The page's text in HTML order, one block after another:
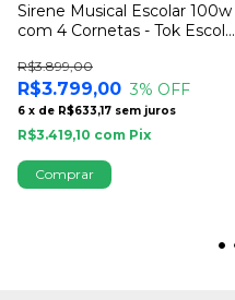
Sirene Musical Escolar 100w
com 4 Cornetas - Tok Escola
R$3.799,00
R$3.899,00
3% OFF
6 x de R$633,17 sem juros
R$3.419,10 com Pix